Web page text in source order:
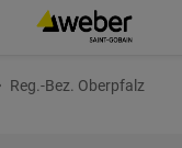
Reg.-Bez. Oberpfalz